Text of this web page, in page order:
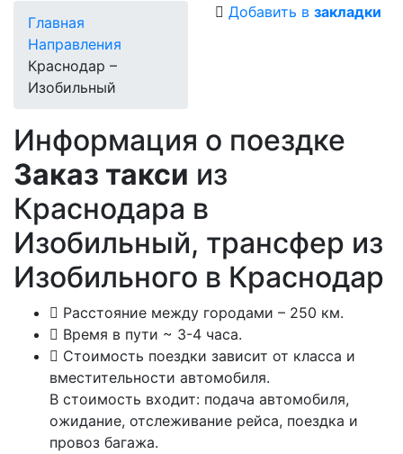
Главная
Направления
Краснодар –
Изобильный
Добавить в закладки
Информация о поездке
Заказ такси из
Краснодара в
Изобильный, трансфер из
Изобильного в Краснодар
Расстояние между городами – 250 км.
Время в пути ~ 3-4 часа.
Стоимость поездки зависит от класса и
вместительности автомобиля.
В стоимость входит: подача автомобиля,
ожидание, отслеживание рейса, поездка и
провоз багажа.